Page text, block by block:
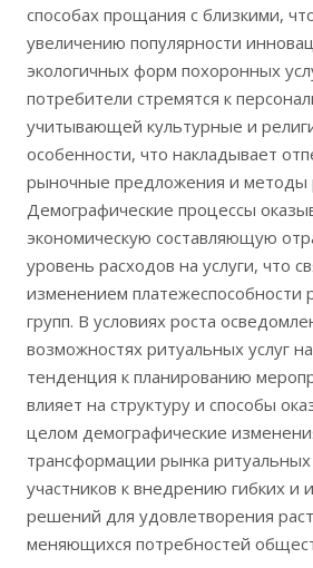
способах прощания с близкими,
увеличению популярности
экологичных форм похоронных
потребители стремятся к
учитывающей культурные и
особенности, что накладывает
рыночные предложения и методы
Демографические процессы
экономическую составляющую
уровень расходов на услуги, что
изменением платежеспособности
групп. В условиях роста
возможностях ритуальных услуг
тенденция к планированию
влияет на структуру и способы
целом демографические
трансформации рынка
участников к внедрению гибких и
решений для удовлетворения
меняющихся потребностей